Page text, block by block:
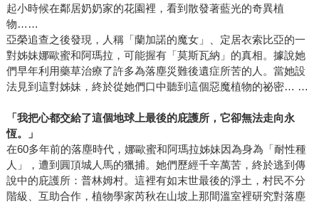
起小時候在鄰居奶奶家的花園裡，看到散發著藍光的奇異植
物……
亞榮追查之後發現，人稱「蘭加諾的魔女」、定居衣索比亞的一
對姊妹娜歐蜜和阿瑪拉，可能握有「莫斯瓦納」的真相。據說她
們早年利用藥草治療了許多為落塵災難後遺症所苦的人。當她設
法見到這對姊妹，終於從她們口中聽到這個惡魔植物的祕密… …
「我把心都交給了這個地球上最後的庇護所，它卻無法走向永
恆。」
在60多年前的落塵時代，娜歐蜜和阿瑪拉姊妹因為身為「耐性種
人」，遭到圓頂城人馬的獵捕。她們歷經千辛萬苦，終於逃到傳
說中的庇護所：普林姆村。這裡有如末世最後的淨土，村民不分
階級、互助合作，植物學家芮秋在山坡上那間溫室裡研究對落塵